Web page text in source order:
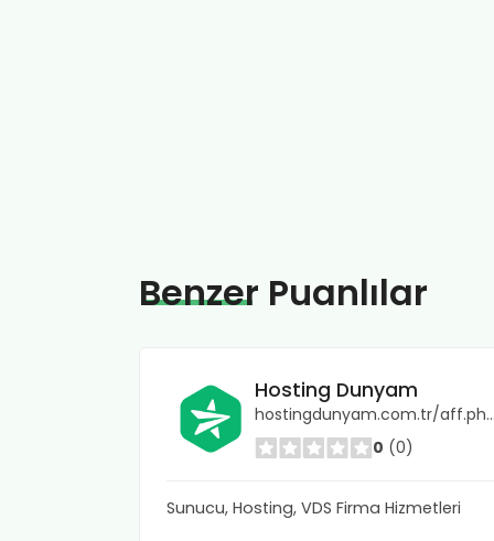
Benzer Puanlılar
Hosting Dunyam
0 (0)
Sunucu, Hosting, VDS Firma Hizmetleri